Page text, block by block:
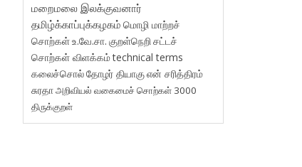
மறைமலை இலக்குவனார்
தமிழ்க்காப்புக்கழகம் மொழி மாற்றச்
சொற்கள்உ.வே.சா. குறள்நெறி சட்டச்
சொற்கள் விளக்கம்technical terms
கலைச்சொல்தோழர் தியாகுஎன் சரித்திரம்
சுரதாஅறிவியல் வகைமைச் சொற்கள் 3000
திருக்குறள்